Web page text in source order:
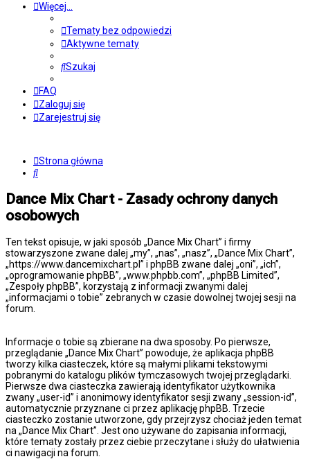
Więcej…
Tematy bez odpowiedzi
Aktywne tematy
Szukaj
FAQ
Zaloguj się
Zarejestruj się
Strona główna
Szukaj
Dance Mix Chart - Zasady ochrony danych
osobowych
Ten tekst opisuje, w jaki sposób „Dance Mix Chart” i firmy
stowarzyszone zwane dalej „my”, „nas”, „nasz”, „Dance Mix Chart”,
„https://www.dancemixchart.pl” i phpBB zwane dalej „oni”, „ich”,
„oprogramowanie phpBB”, „www.phpbb.com”, „phpBB Limited”,
„Zespoły phpBB”, korzystają z informacji zwanymi dalej
„informacjami o tobie” zebranych w czasie dowolnej twojej sesji na
forum.
Informacje o tobie są zbierane na dwa sposoby. Po pierwsze,
przeglądanie „Dance Mix Chart” powoduje, że aplikacja phpBB
tworzy kilka ciasteczek, które są małymi plikami tekstowymi
pobranymi do katalogu plików tymczasowych twojej przeglądarki.
Pierwsze dwa ciasteczka zawierają identyfikator użytkownika
zwany „user-id” i anonimowy identyfikator sesji zwany „session-id”,
automatycznie przyznane ci przez aplikację phpBB. Trzecie
ciasteczko zostanie utworzone, gdy przejrzysz chociaż jeden temat
na „Dance Mix Chart”. Jest ono używane do zapisania informacji,
które tematy zostały przez ciebie przeczytane i służy do ułatwienia
ci nawigacji na forum.